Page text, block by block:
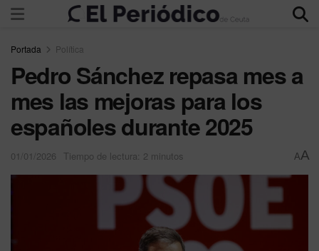
Portada Política
Pedro Sánchez repasa mes a
mes las mejoras para los
españoles durante 2025
01/01/2026 Tiempo de lectura: 2 minutos AA